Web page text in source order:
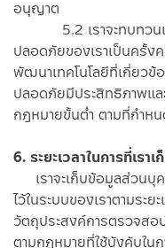
อนุญาต
5.2 เราจะทบทวนแล
ปลอดภัยของเราเป็นครั้ง
พัฒนาเทคโนโลยีที่เกี่ยวข้
ปลอดภัยมีประสิทธิภาพแ
กฎหมายขั้นต่ำ ตามที่กำห
6. ระยะเวลาในการที่เร
เราจะเก็บข้อมูลส่วนบุค
ไว้ในระบบของเราตามระย
วัตถุประสงค์การตรวจสอ
ตามกฎหมายที่ใช้บังคับใน